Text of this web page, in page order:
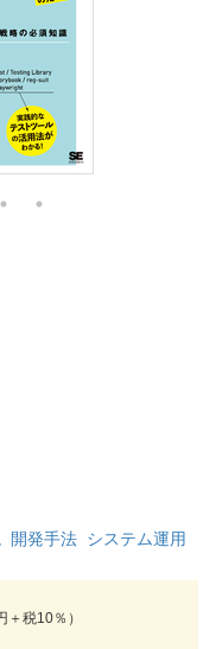
開発手法 システム運用
＋税10％）